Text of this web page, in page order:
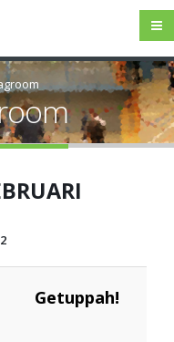
Getuppah!